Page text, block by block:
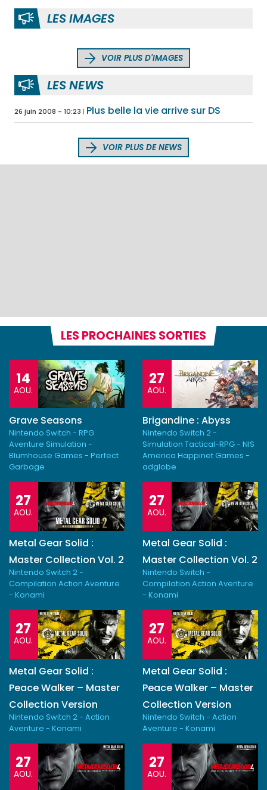
LES IMAGES
VOIR PLUS D'IMAGES
LES NEWS
26 juin 2008 - 10:23 Plus belle la vie arrive sur DS
VOIR PLUS DE NEWS
LES PROCHAINES SORTIES
14
AOU.
Grave Seasons
Nintendo Switch - RPG
Aventure Simulation -
Blumhouse Games - Perfect
Garbage
27
AOU.
Brigandine : Abyss
Nintendo Switch 2 -
Simulation Tactical-RPG - NIS
America Happinet Games -
adglobe
27
AOU.
Metal Gear Solid :
Master Collection Vol. 2
Nintendo Switch 2 -
Compilation Action Aventure
- Konami
27
AOU.
Metal Gear Solid :
Master Collection Vol. 2
Nintendo Switch -
Compilation Action Aventure
- Konami
27
AOU.
Metal Gear Solid :
Peace Walker – Master
Collection Version
Nintendo Switch 2 - Action
Aventure - Konami
27
AOU.
Metal Gear Solid :
Peace Walker – Master
Collection Version
Nintendo Switch - Action
Aventure - Konami
27
AOU.
27
AOU.